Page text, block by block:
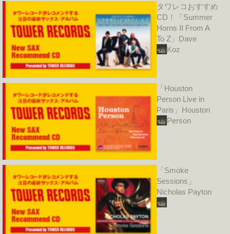
タワレコおすすめ
CD！「Summer
Horns II From A
To Z」Dave
Koz
「Houston
Person Live in
Paris」Houston
Person
「Smoke
Sessions」
Nicholas Payton